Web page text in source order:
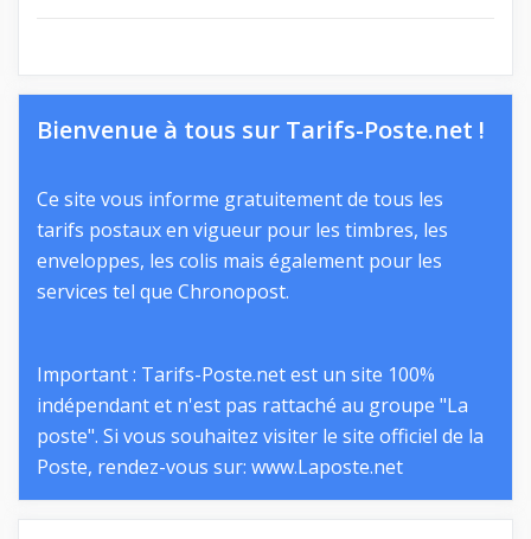
Bienvenue à tous sur Tarifs-Poste.net !
Ce site vous informe gratuitement de tous les
tarifs postaux en vigueur pour les timbres, les
enveloppes, les colis mais également pour les
services tel que Chronopost.
Important : Tarifs-Poste.net est un site 100%
indépendant et n'est pas rattaché au groupe "La
poste". Si vous souhaitez visiter le site officiel de la
Poste, rendez-vous sur: www.Laposte.net